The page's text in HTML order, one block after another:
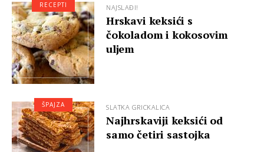
NAJSLAĐI!
Hrskavi keksići s
čokoladom i kokosovim
uljem
RECEPTI
SLATKA GRICKALICA
Najhrskaviji keksići od
samo četiri sastojka
ŠPAJZA